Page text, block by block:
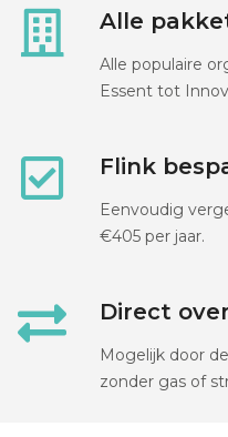
Alle
Alle populaire
Essent tot
Flink
Eenvoudig
€405 per jaar.
Direct
Mogelijk door
zonder gas of